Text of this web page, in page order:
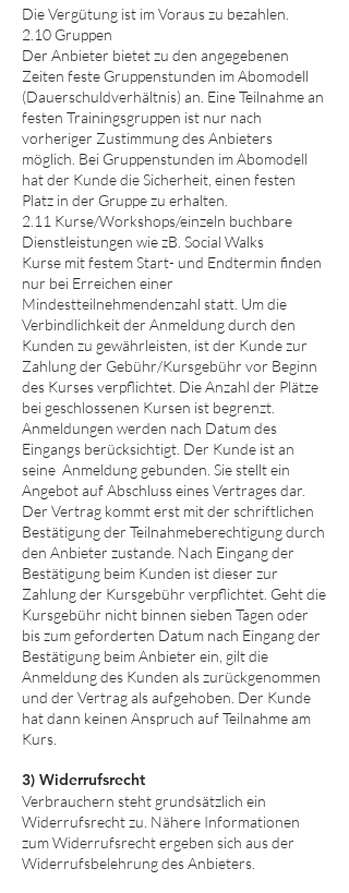
Die Vergütung ist im Voraus zu bezahlen.
2.10 Gruppen
Der Anbieter bietet zu den angegebenen
Zeiten feste Gruppenstunden im Abomodell
(Dauerschuldverhältnis) an. Eine Teilnahme an
festen Trainingsgruppen ist nur nach
vorheriger Zustimmung des Anbieters
möglich. Bei Gruppenstunden im Abomodell
hat der Kunde die Sicherheit, einen festen
Platz in der Gruppe zu erhalten.
2.11 Kurse/Workshops/einzeln buchbare
Dienstleistungen wie zB. Social Walks
Kurse mit festem Start- und Endtermin finden
nur bei Erreichen einer
Mindestteilnehmendenzahl statt. Um die
Verbindlichkeit der Anmeldung durch den
Kunden zu gewährleisten, ist der Kunde zur
Zahlung der Gebühr/Kursgebühr vor Beginn
des Kurses verpflichtet. Die Anzahl der Plätze
bei geschlossenen Kursen ist begrenzt.
Anmeldungen werden nach Datum des
Eingangs berücksichtigt. Der Kunde ist an
seine Anmeldung gebunden. Sie stellt ein
Angebot auf Abschluss eines Vertrages dar.
Der Vertrag kommt erst mit der schriftlichen
Bestätigung der Teilnahmeberechtigung durch
den Anbieter zustande. Nach Eingang der
Bestätigung beim Kunden ist dieser zur
Zahlung der Kursgebühr verpflichtet. Geht die
Kursgebühr nicht binnen sieben Tagen oder
bis zum geforderten Datum nach Eingang der
Bestätigung beim Anbieter ein, gilt die
Anmeldung des Kunden als zurückgenommen
und der Vertrag als aufgehoben. Der Kunde
hat dann keinen Anspruch auf Teilnahme am
Kurs.
3) Widerrufsrecht
Verbrauchern steht grundsätzlich ein
Widerrufsrecht zu. Nähere Informationen
zum Widerrufsrecht ergeben sich aus der
Widerrufsbelehrung des Anbieters.